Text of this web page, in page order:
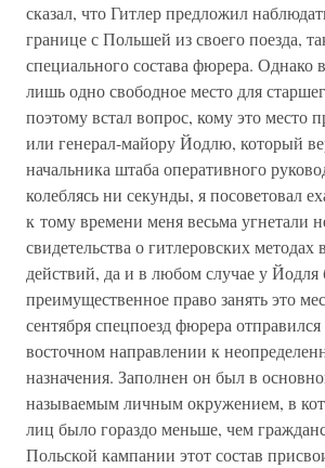
сказал, что Гитлер предложил
границе с Польшей из своего поезда,
специального состава фюрера. Однако
лишь одно свободное место для
поэтому встал вопрос, кому это место
или генерал-майору Йодлю, который
начальника штаба оперативного
колеблясь ни секунды, я посоветовал
к тому времени меня весьма угнетали
свидетельства о гитлеровских
действий, да и в любом случае у
преимущественное право занять это
сентября спецпоезд фюрера
восточном направлении к
назначения. Заполнен он был в
называемым личным окружением, в
лиц было гораздо меньше, чем
Польской кампании этот состав